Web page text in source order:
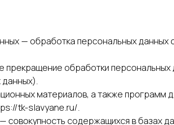
— обработка персональных
обработки
материалов, а также программ
tk-slavyane.ru/.
содержащихся в базах